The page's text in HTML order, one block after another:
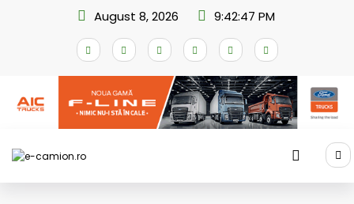
August 8, 2026 9:42:48 PM